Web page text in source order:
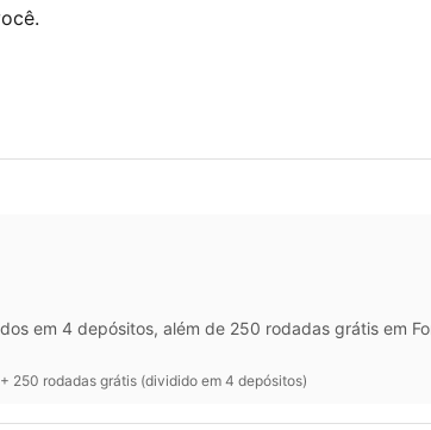
em 4 depósitos, além de 250 rodadas grátis em
250 rodadas grátis (dividido em 4 depósitos)